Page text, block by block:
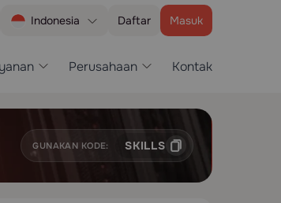
Indonesia Daftar Masuk
Perusahaan Kontak
GUNAKAN KODE: SKILLS